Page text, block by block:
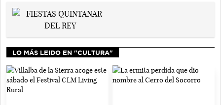
LO MÁS LEIDO EN "CULTURA"